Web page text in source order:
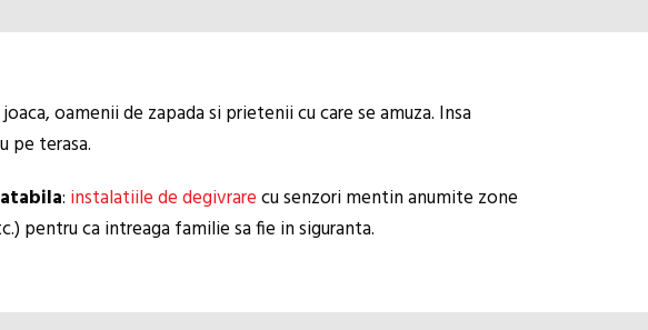
oamenii de zapada si prietenii cu care se amuza. Insa
pe terasa.
: instalatiile de degivrarecu senzori mentin anumite zone
pentru ca intreaga familie sa fie in siguranta.